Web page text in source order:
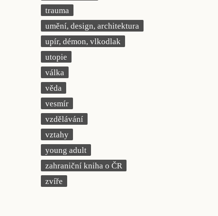
trauma
umění, design, architektura
upír, démon, vlkodlak
utopie
válka
věda
vesmír
vzdělávání
vztahy
young adult
zahraniční kniha o ČR
zvíře